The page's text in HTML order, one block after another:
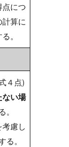
につ
算に
。
４点)
ない場
慮し
。